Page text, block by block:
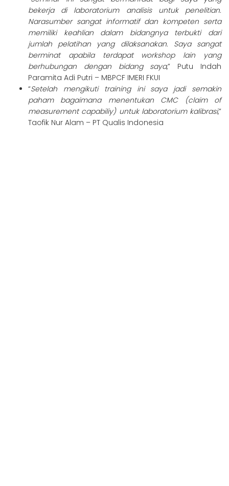
bekerja di laboratorium analisis untuk penelitian.
Narasumber sangat informatif dan kompeten serta
memiliki keahlian dalam bidangnya terbukti dari
jumlah pelatihan yang dilaksanakan. Saya sangat
berminat apabila terdapat workshop lain yang
berhubungan dengan bidang saya,” Putu Indah
Paramita Adi Putri – MBPCF IMERI FKUI
“Setelah mengikuti training ini saya jadi semakin
paham bagaimana menentukan CMC (claim of
measurement capabiliy) untuk laboratorium kalibrasi,”
Taofik Nur Alam – PT Qualis Indonesia